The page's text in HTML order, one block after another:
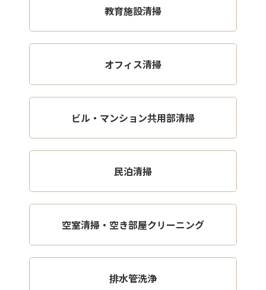
教育施設清掃
オフィス清掃
ビル・マンション共用部清掃
民泊清掃
空室清掃・空き部屋クリーニング
排水管洗浄